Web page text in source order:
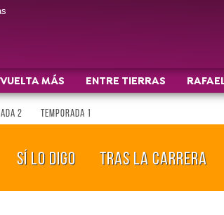
MÁS ENTRE TIERRAS
2 TEMPORADA 1
SÍ LO DIGO TRAS LA CARRERA